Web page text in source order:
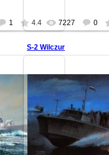
1 4.4 7227 0
S-2 Wilczur